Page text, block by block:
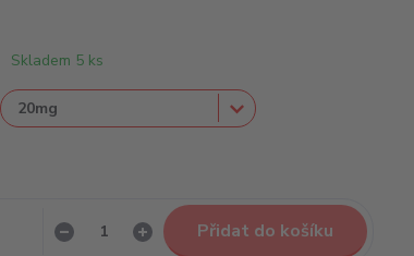
Skladem 5 ks
Přidat do košíku